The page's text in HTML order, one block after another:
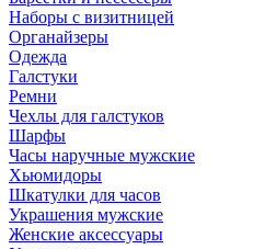
Наборы с визитницей
Органайзеры
Одежда
Галстуки
Ремни
Чехлы для галстуков
Шарфы
Часы наручные мужские
Хьюмидоры
Шкатулки для часов
Украшения мужские
Женские аксессуары